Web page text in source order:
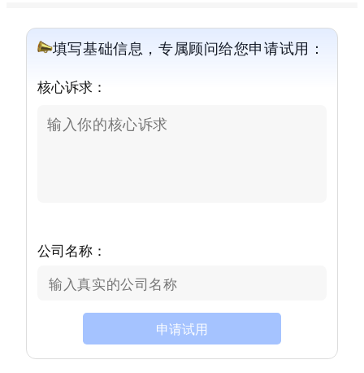
填写基础信息，专属顾问给您申请试用：
核心诉求：
公司名称：
申请试用